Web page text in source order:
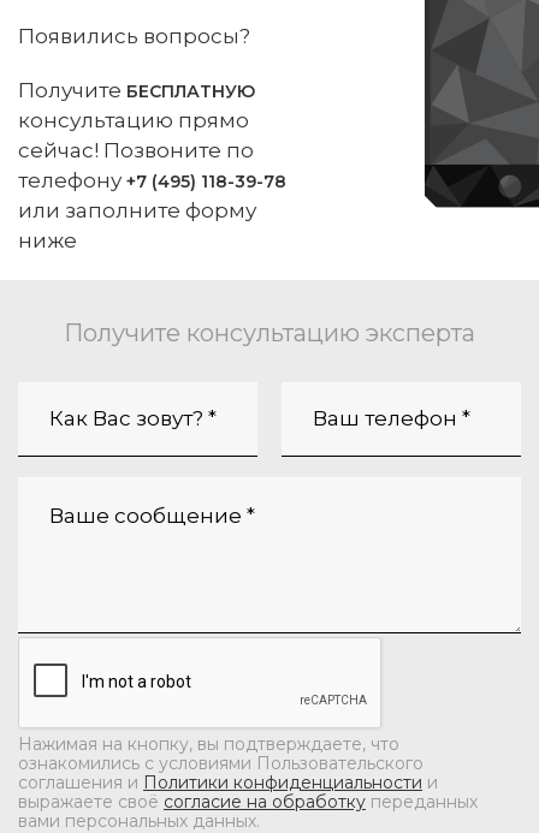
Появились вопросы?
Получите БЕСПЛАТНУЮ
консультацию прямо
сейчас! Позвоните по
телефону +7 (495) 118-39-78
или заполните форму
ниже
Получите консультацию эксперта
Нажимая на кнопку, вы подтверждаете, что
ознакомились с условиями Пользовательского
соглашения и Политики конфиденциальности и
выражаете своё согласие на обработкупереданных
вами персональных данных.